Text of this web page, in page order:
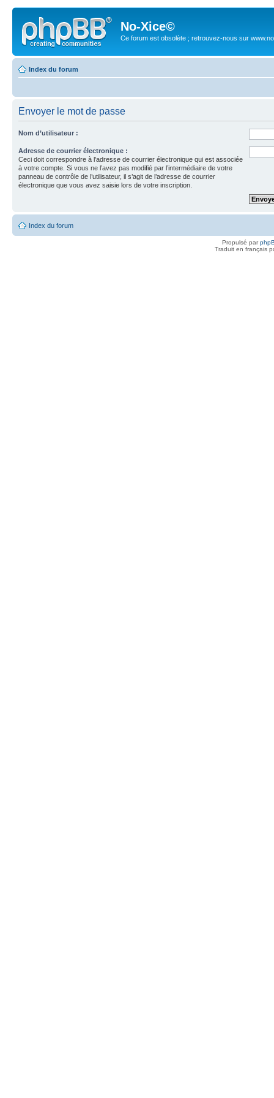
No-Xice©
Ce forum est obsolète ; retrouvez-nous sur
Index du forum
Envoyer le mot de passe
Nom d’utilisateur :
Adresse de courrier électronique :
Ceci doit correspondre à l’adresse de courrier électronique qui est associée
à votre compte. Si vous ne l’avez pas modifié par l’intermédiaire de votre
panneau de contrôle de l’utilisateur, il s’agit de l’adresse de courrier
électronique que vous avez saisie lors de votre inscription.
Index du forum
Propulsé par
Traduit en français